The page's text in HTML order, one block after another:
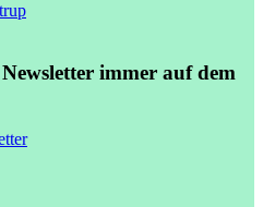
immer auf dem